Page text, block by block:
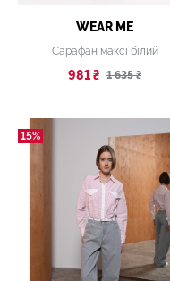
WEAR ME
Сарафан максі білий
981 ₴ 1 635 ₴
15%